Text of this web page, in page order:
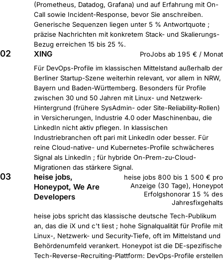
(Prometheus, Datadog, Grafana) und auf Erfahrung mit On-
Call sowie Incident-Response, bevor Sie anschreiben.
Generische Sequenzen liegen unter 5 % Antwortquote ;
präzise Nachrichten mit konkretem Stack- und Skalierungs-
Bezug erreichen 15 bis 25 %.
02 XING
ProJobs ab 195 € / Monat
Für DevOps-Profile im klassischen Mittelstand außerhalb der
Berliner Startup-Szene weiterhin relevant, vor allem in NRW,
Bayern und Baden-Württemberg. Besonders für Profile
zwischen 30 und 50 Jahren mit Linux- und Netzwerk-
Hintergrund (frühere SysAdmin- oder Site-Reliability-Rollen)
in Versicherungen, Industrie 4.0 oder Maschinenbau, die
LinkedIn nicht aktiv pflegen. In klassischen
Industriebranchen oft pari mit LinkedIn oder besser. Für
reine Cloud-native- und Kubernetes-Profile schwächeres
Signal als LinkedIn ; für hybride On-Prem-zu-Cloud-
Migrationen das stärkere Signal.
03
heise jobs,
Honeypot, We Are
Developers
heise jobs 800 bis 1 500 € pro
Anzeige (30 Tage), Honeypot
Erfolgshonorar 15 % des
Jahresfixgehalts
heise jobs spricht das klassische deutsche Tech-Publikum
an, das die iX und c't liest ; hohe Signalqualität für Profile mit
Linux-, Netzwerk- und Security-Tiefe, oft im Mittelstand und
Behördenumfeld verankert. Honeypot ist die DE-spezifische
Tech-Reverse-Recruiting-Plattform: DevOps-Profile erstellen